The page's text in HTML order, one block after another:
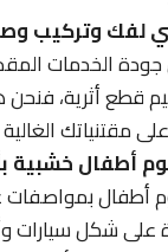
لفك وتركيب
الخدمات
قطع أثرية، فنحن
مقتنياتك
أطفال خشبية
بمواصفات
على شكل سيارات